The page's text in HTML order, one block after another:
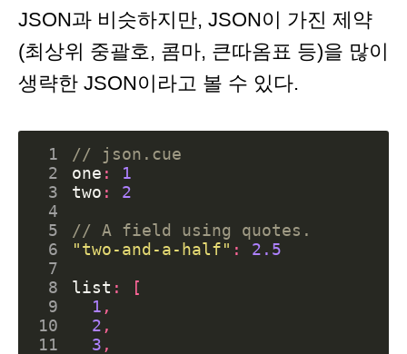
JSON과 비슷하지만, JSON이 가진 제약
(최상위 중괄호, 콤마, 큰따옴표 등)을 많이
생략한 JSON이라고 볼 수 있다.
1
// json.cue
2
one :
1
3
two :
2
4
5
// A field using quotes.
6
"two-and-a-half" :
2.5
7
8
list :
[
9
1 ,
10
2 ,
11
3 ,